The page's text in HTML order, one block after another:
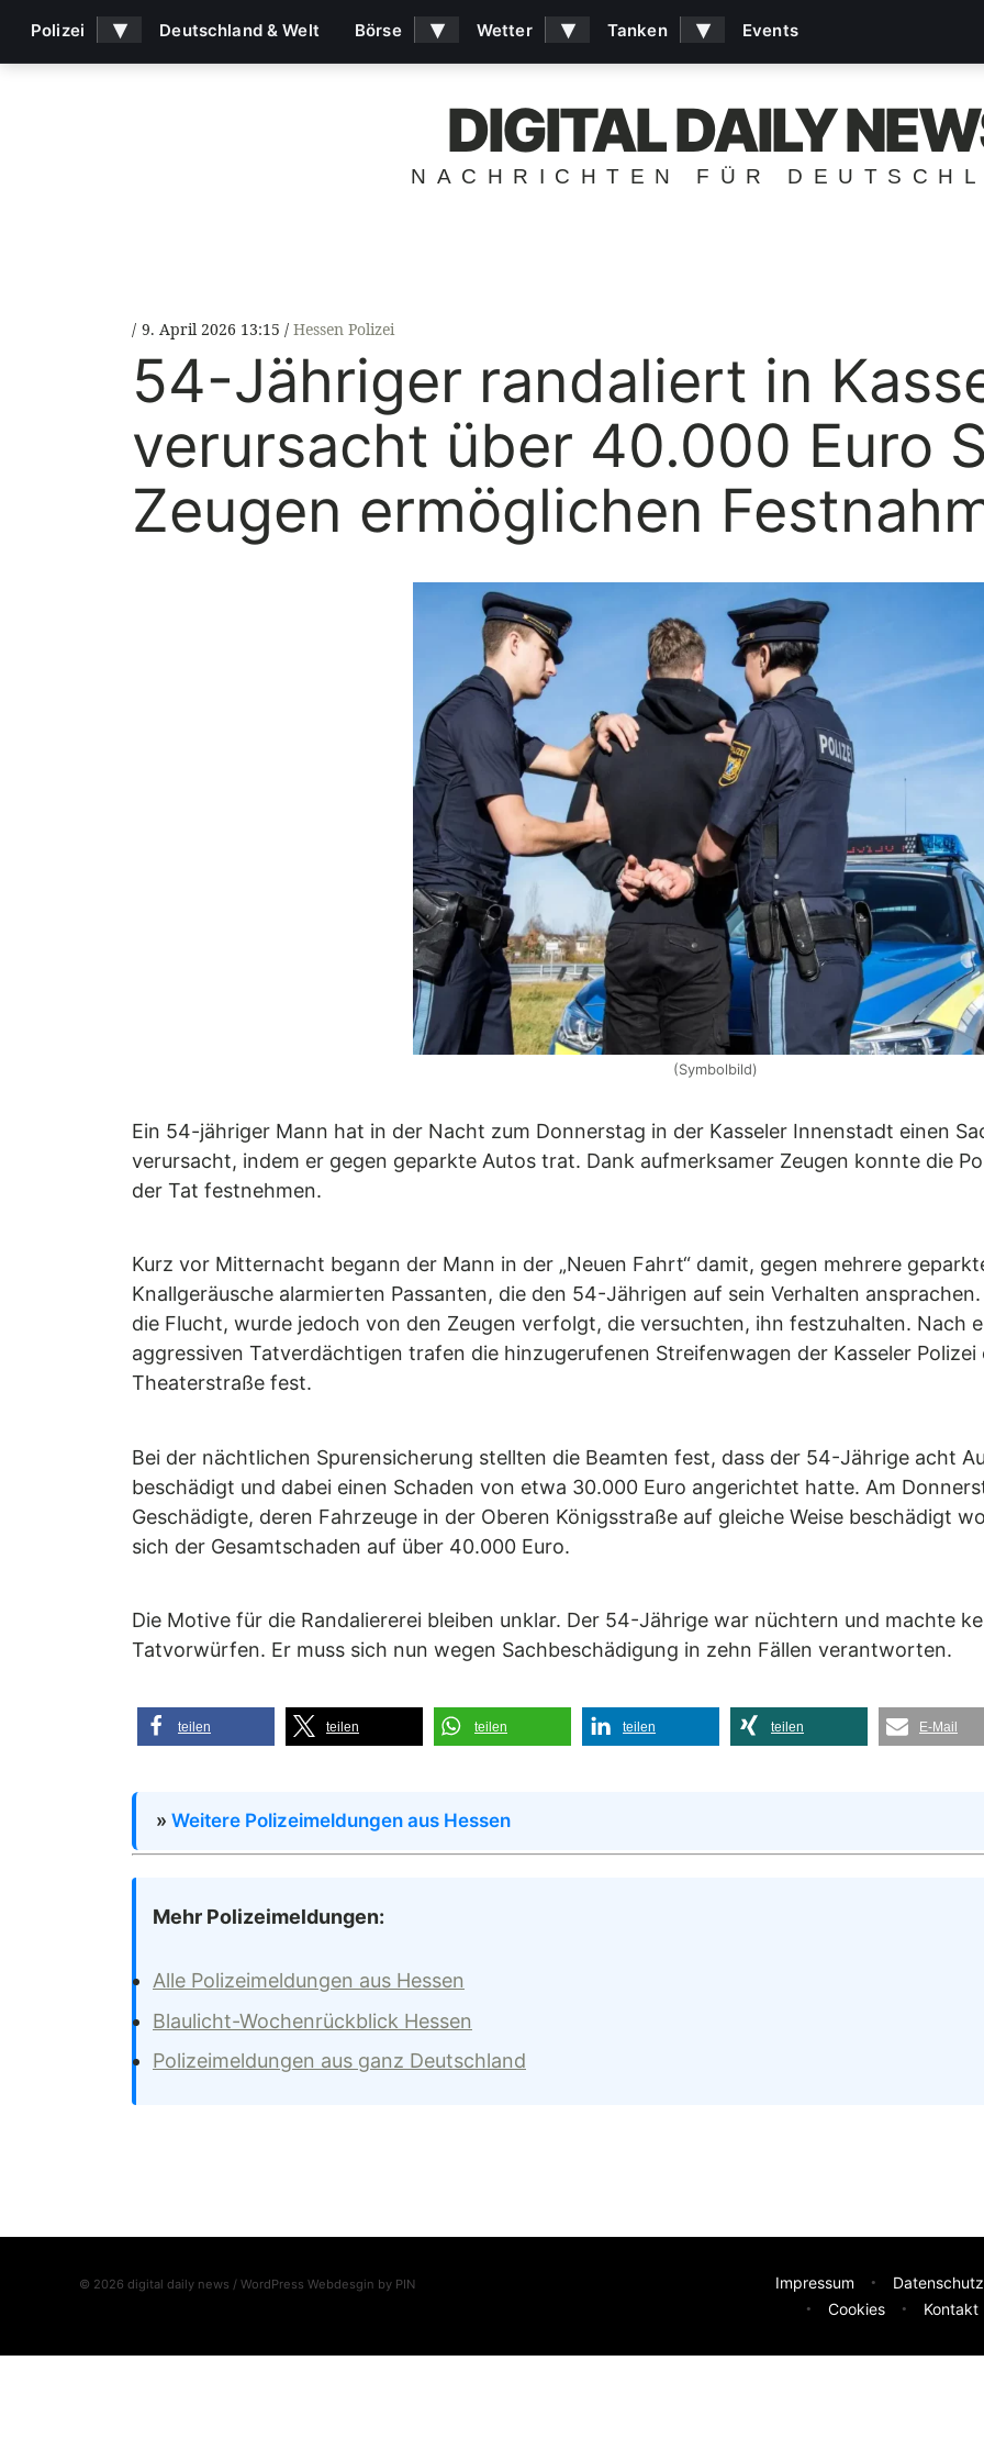
DIGITAL DAILY
NACHRICHTEN FÜR
9. April 2026 13:15 Hessen Polizei
54-Jähriger randaliert in
verursacht über 40.000 Euro
Zeugen ermöglichen
(Symbolbild)
Ein 54-jähriger Mann hat in der Nacht zum Donnerstag in der Kasseler Innenstadt einen
verursacht, indem er gegen geparkte Autos trat. Dank aufmerksamer Zeugen konnte die
der Tat festnehmen.
Kurz vor Mitternacht begann der Mann in der „Neuen Fahrt“ damit, gegen mehrere
Knallgeräusche alarmierten Passanten, die den 54-Jährigen auf sein Verhalten
die Flucht, wurde jedoch von den Zeugen verfolgt, die versuchten, ihn festzuhalten. Nach
aggressiven Tatverdächtigen trafen die hinzugerufenen Streifenwagen der Kasseler
Theaterstraße fest.
Bei der nächtlichen Spurensicherung stellten die Beamten fest, dass der 54-Jährige acht
beschädigt und dabei einen Schaden von etwa 30.000 Euro angerichtet hatte. Am
Geschädigte, deren Fahrzeuge in der Oberen Königsstraße auf gleiche Weise beschädigt
sich der Gesamtschaden auf über 40.000 Euro.
Die Motive für die Randaliererei bleiben unklar. Der 54-Jährige war nüchtern und machte
Tatvorwürfen. Er muss sich nun wegen Sachbeschädigung in zehn Fällen verantworten.
teilen teilen teilen teilen teilen E-Mail
» Weitere Polizeimeldungen aus Hessen
Mehr Polizeimeldungen:
Alle Polizeimeldungen aus Hessen
Blaulicht-Wochenrückblick Hessen
Polizeimeldungen aus ganz Deutschland
© 2026 digital daily news / WordPress Webdesgin by PIN Impressum
Cookies
Kontakt
Polizei ▾ Deutschland & Welt Börse ▾ Wetter ▾ Tanken ▾ Events